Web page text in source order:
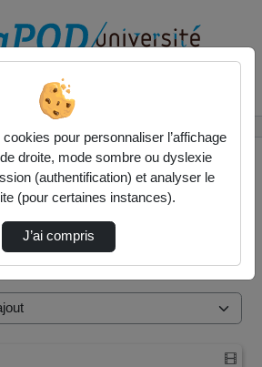
pour personnaliser l’affichage
droite, mode sombre ou dyslexie
(authentification) et analyser le
(pour certaines instances).
J’ai compris